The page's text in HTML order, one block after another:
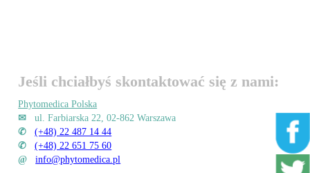
Jeśli chciałbyś skontaktować się z nami:
Phytomedica Polska
✉
ul. Farbiarska 22, 02-862 Warszawa
✆
(+48) 22 487 14 44
✆
(+48) 22 651 75 60
@
info@phytomedica.pl